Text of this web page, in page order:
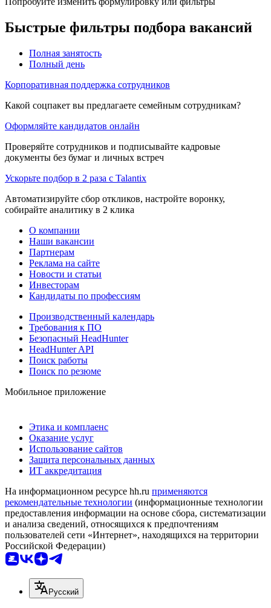
Быстрые фильтры подбора вакансий
Полная занятость
Полный день
Корпоративная поддержка сотрудников
Какой соцпакет вы предлагаете семейным сотрудникам?
Оформляйте кандидатов онлайн
Проверяйте сотрудников и подписывайте кадровые
документы без бумаг и личных встреч
Ускорьте подбор в 2 раза с Talantix
Автоматизируйте сбор откликов, настройте воронку,
собирайте аналитику в 2 клика
О компании
Наши вакансии
Партнерам
Реклама на сайте
Новости и статьи
Инвесторам
Кандидаты по профессиям
Производственный календарь
Требования к ПО
Безопасный HeadHunter
HeadHunter API
Поиск работы
Поиск по резюме
Мобильное приложение
Этика и комплаенс
Оказание услуг
Использование сайтов
Защита персональных данных
ИТ аккредитация
На информационном ресурсе hh.ru применяются
рекомендательные технологии (информационные технологии
предоставления информации на основе сбора, систематизации
и анализа сведений, относящихся к предпочтениям
пользователей сети «Интернет», находящихся на территории
Российской Федерации)
Русский